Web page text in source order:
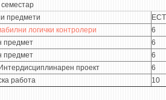
предмети
логички контролери
6
предмет
6
предмет
6
проект
6
работа 10